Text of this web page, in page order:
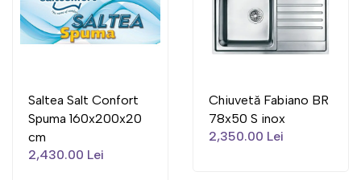
Saltea Salt Confort
Spuma 160x200x20
cm
2,430.00 Lei
Chiuvetă Fabiano BR
78x50 S inox
2,350.00 Lei